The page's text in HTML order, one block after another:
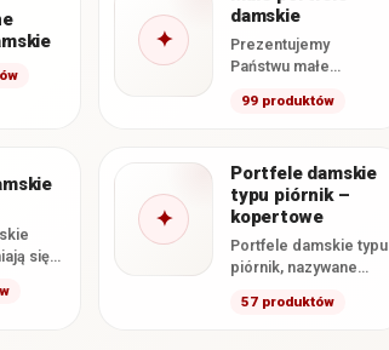
✦
damskie
Prezentujemy
Państwu małe
które
oferty. Zawarliśmy
tutaj wszystkie
dostępne u…
99 produktów
się
✦
Portfele damskie
typu piórnik –
kopertowe
Portfele damskie typu
piórnik, nazywane
kopertowymi, to duże
57 produktów